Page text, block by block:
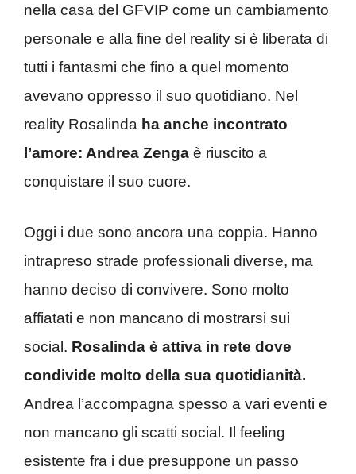
nella casa del GFVIP come un cambiamento
personale e alla fine del reality si è liberata di
tutti i fantasmi che fino a quel momento
avevano oppresso il suo quotidiano. Nel
reality Rosalinda ha anche incontrato
l’amore: Andrea Zenga è riuscito a
conquistare il suo cuore.
Oggi i due sono ancora una coppia. Hanno
intrapreso strade professionali diverse, ma
hanno deciso di convivere. Sono molto
affiatati e non mancano di mostrarsi sui
social. Rosalinda è attiva in rete dove
condivide molto della sua quotidianità.
Andrea l’accompagna spesso a vari eventi e
non mancano gli scatti social. Il feeling
esistente fra i due presuppone un passo